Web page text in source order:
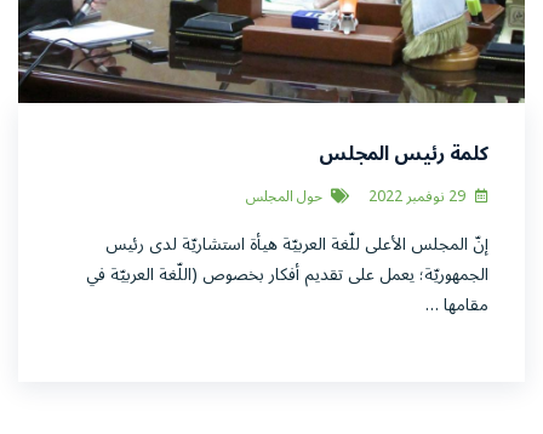
كلمة رئيس المجلس
حول المجلس
إنّ المجلس الأعلى للّغة العربيّة هيأة استشاريّة لدى رئيس
الجمهوريّة؛ يعمل على تقديم أفكار بخصوص (اللّغة العربيّة في
مقامها …